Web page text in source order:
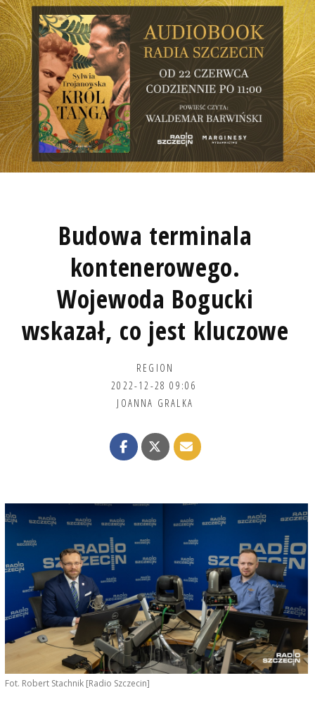
Budowa terminala
kontenerowego.
Wojewoda Bogucki
wskazał, co jest kluczowe
REGION
2022-12-28 09:06
JOANNA GRALKA
Fot. Robert Stachnik [Radio Szczecin]